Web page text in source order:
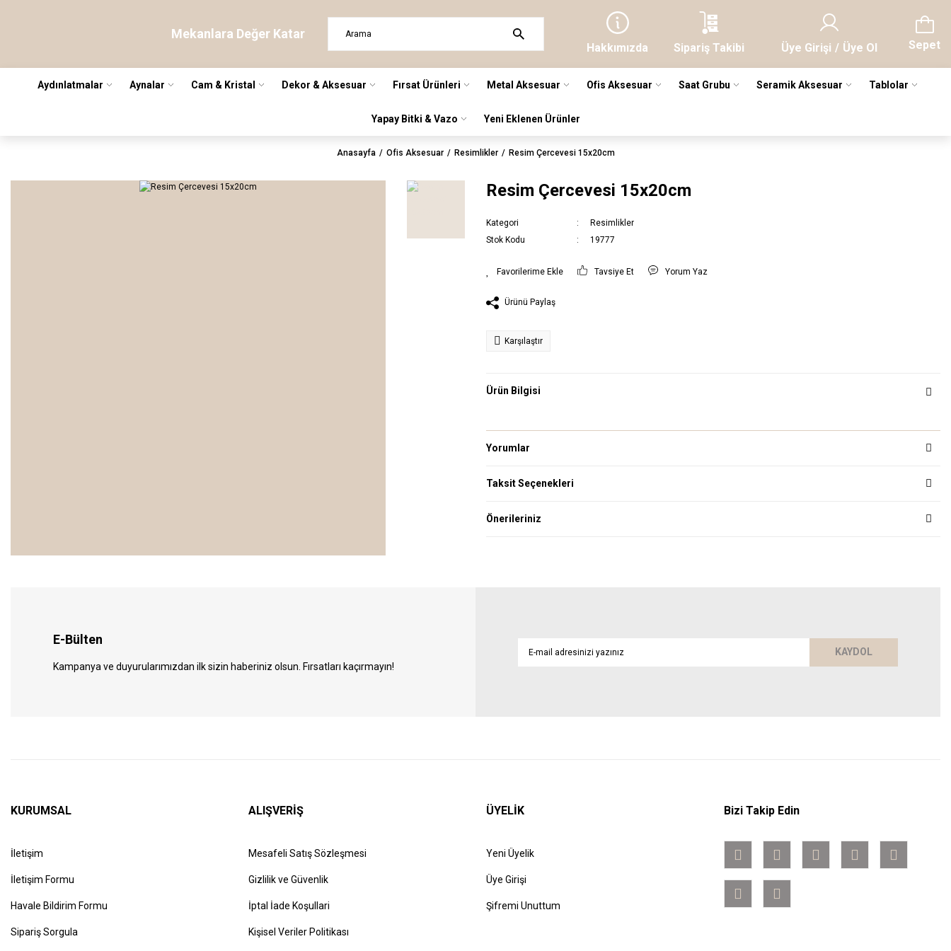
Mekanlara Değer Katar
Hakkımızda Sipariş Takibi Üye Girişi / Üye Ol Sepet
Aydınlatmalar Aynalar Cam & Kristal Dekor & Aksesuar Fırsat Ürünleri Metal Aksesuar Ofis Aksesuar Saat Grubu Seramik Aksesuar Tablolar
Yapay Bitki & Vazo Yeni Eklenen Ürünler
Anasayfa Ofis Aksesuar Resimlikler Resim Çercevesi 15x20cm
Resim Çercevesi 15x20cm
Kategori
Resimlikler
Stok Kodu
19777
Tavsiye Et Yorum Yaz
Ürünü Paylaş
Karşılaştır
Ürün Bilgisi
Yorumlar
Taksit Seçenekleri
Önerileriniz
E-Bülten
Kampanya ve duyurularımızdan ilk sizin haberiniz olsun. Fırsatları kaçırmayın!
KAYDOL
KURUMSAL
İletişim
İletişim Formu
Havale Bildirim Formu
Sipariş Sorgula
ALIŞVERİŞ
Mesafeli Satış Sözleşmesi
Gizlilik ve Güvenlik
İptal İade Koşullari
Kişisel Veriler Politikası
ÜYELİK
Yeni Üyelik
Üye Girişi
Şifremi Unuttum
Bizi Takip Edin